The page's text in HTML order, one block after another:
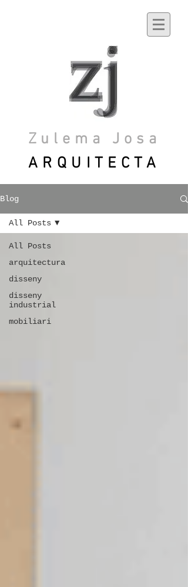
Zulema Josa
ARQUITECTA
Blog
All Posts
arquitectura
disseny
disseny
industrial
mobiliari
All Posts